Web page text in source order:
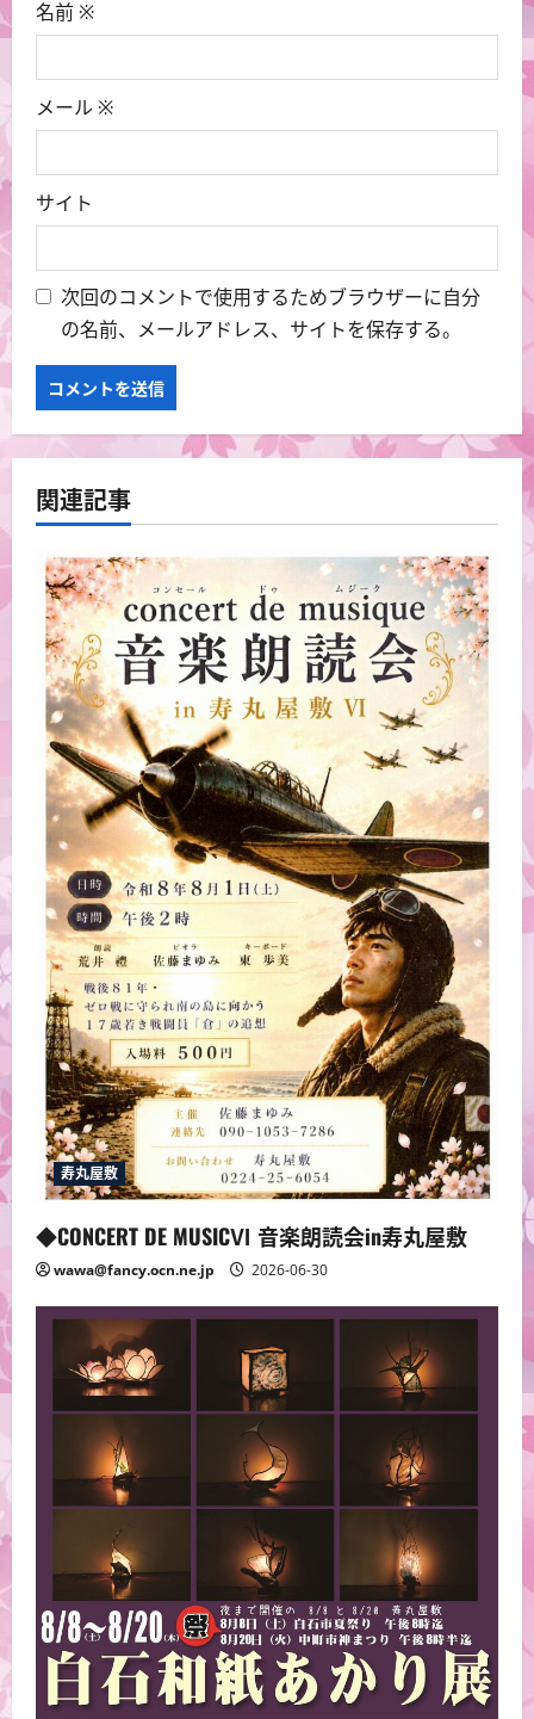
名前 ※
メール ※
サイト
次回のコメントで使用するためブラウザーに自分
の名前、メールアドレス、サイトを保存する。
関連記事
寿丸屋敷
◆CONCERT DE MUSICⅥ 音楽朗読会in寿丸屋敷
wawa@fancy.ocn.ne.jp 2026-06-30